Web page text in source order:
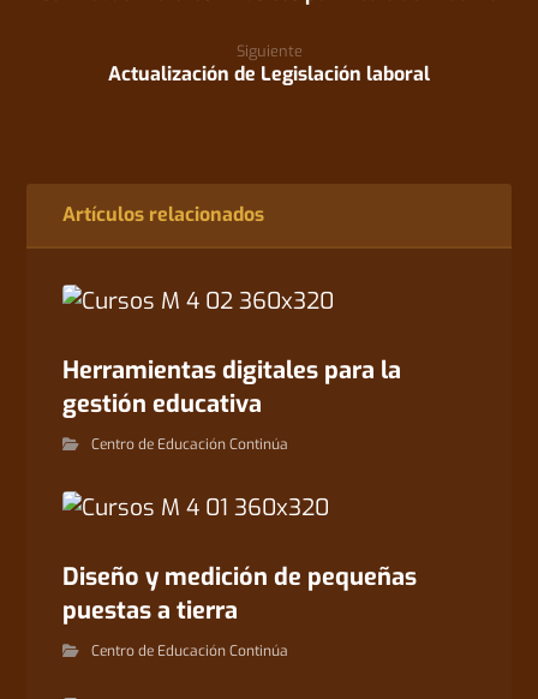
Siguiente
Actualización de Legislación laboral
Artículos relacionados
Herramientas digitales para la
gestión educativa
Centro de Educación Continúa
Diseño y medición de pequeñas
puestas a tierra
Centro de Educación Continúa